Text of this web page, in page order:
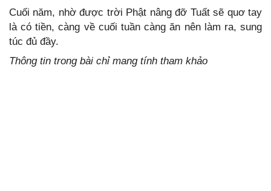
Cuối năm, nhờ được trời Phật nâng đỡ Tuất sẽ quơ tay
là có tiền, càng về cuối tuần càng ăn nên làm ra, sung
túc đủ đầy.
Thông tin trong bài chỉ mang tính tham khảo